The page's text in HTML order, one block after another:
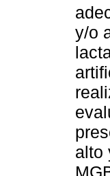
y/o
alto